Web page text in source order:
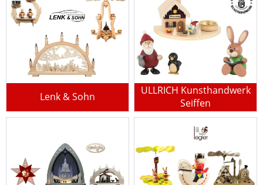
Lenk & Sohn
ULLRICH Kunsthandwerk
Seiffen